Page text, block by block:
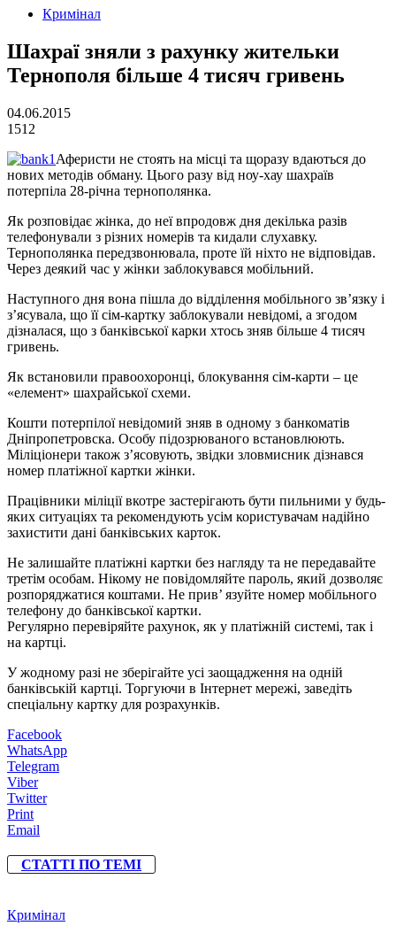
Кримінал
Шахраї зняли з рахунку жительки
Тернополя більше 4 тисяч гривень
04.06.2015
1512
Аферисти не стоять на місці та щоразу вдаються до
нових методів обману. Цього разу від ноу-хау шахраїв
потерпіла 28-річна тернополянка.
Як розповідає жінка, до неї впродовж дня декілька разів
телефонували з різних номерів та кидали слухавку.
Тернополянка передзвонювала, проте їй ніхто не відповідав.
Через деякий час у жінки заблокувався мобільний.
Наступного дня вона пішла до відділення мобільного зв’язку і
з’ясувала, що її сім-картку заблокували невідомі, а згодом
дізналася, що з банківської карки хтось зняв більше 4 тисяч
гривень.
Як встановили правоохоронці, блокування сім-карти – це
«елемент» шахрайської схеми.
Кошти потерпілої невідомий зняв в одному з банкоматів
Дніпропетровска. Особу підозрюваного встановлюють.
Міліціонери також з’ясовують, звідки зловмисник дізнався
номер платіжної картки жінки.
Працівники міліції вкотре застерігають бути пильними у будь-
яких ситуаціях та рекомендують усім користувачам надійно
захистити дані банківських карток.
Не залишайте платіжні картки без нагляду та не передавайте
третім особам. Нікому не повідомляйте пароль, який дозволяє
розпоряджатися коштами. Не прив’ язуйте номер мобільного
телефону до банківської картки.
Регулярно перевіряйте рахунок, як у платіжній системі, так і
на картці.
У жодному разі не зберігайте усі заощадження на одній
банківській картці. Торгуючи в Інтернет мережі, заведіть
спеціальну картку для розрахунків.
Facebook
WhatsApp
Telegram
Viber
Twitter
Print
Email
СТАТТІ ПО ТЕМІ
Кримінал